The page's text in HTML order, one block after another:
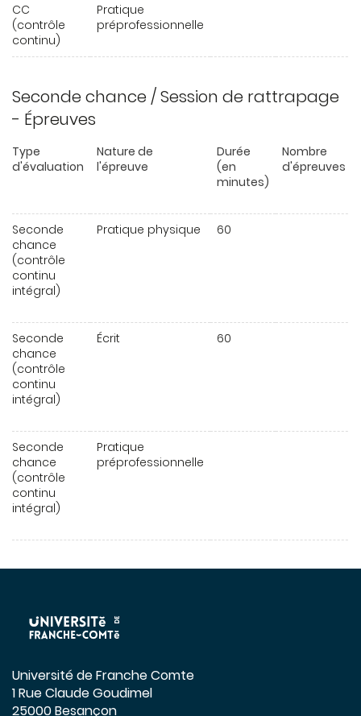
CC
(contrôle
continu)
Pratique
préprofessionnelle
Seconde chance / Session de rattrapage
- Épreuves
Type
d'évaluation
Nature de
l'épreuve
Durée
(en
minutes)
Nombre
d'épreuves
Seconde
chance
(contrôle
continu
intégral)
Pratique physique 60
Seconde
chance
(contrôle
continu
intégral)
Écrit 60
Seconde
chance
(contrôle
continu
intégral)
Pratique
préprofessionnelle
Université de Franche Comte
1 Rue Claude Goudimel
25000 Besançon